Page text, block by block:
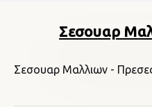
Σεσουαρ
Σεσουαρ Μαλλιων -